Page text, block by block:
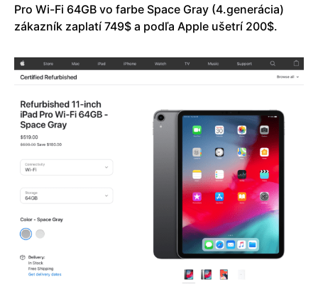
Pro Wi-Fi 64GB vo farbe Space Gray (4.generácia)
zákazník zaplatí 749$ a podľa Apple ušetrí 200$.